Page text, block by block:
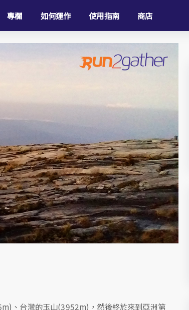
專欄 如何運作 使用指南 商店
、台灣的玉山(3952m)，然後終於來到亞洲第